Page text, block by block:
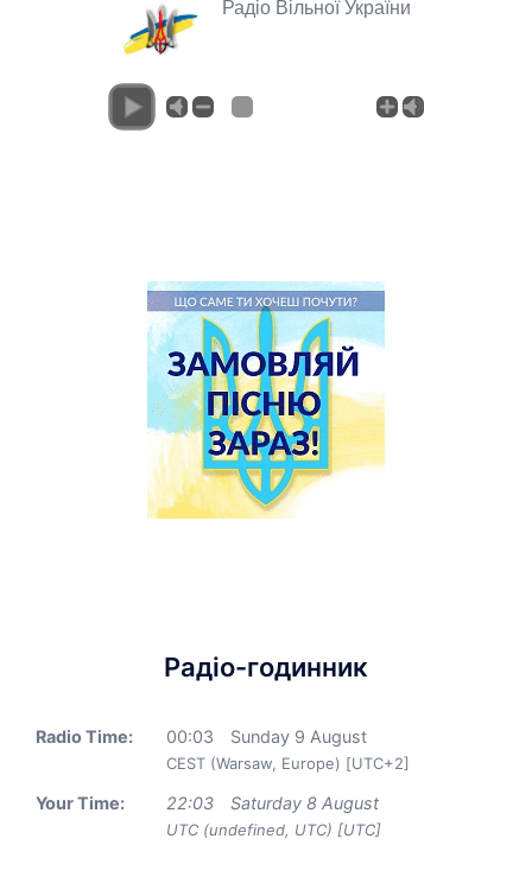
Радіо Вільної України
Радіо-годинник
Radio Time: 00:03 Sunday 9 August
CEST (Warsaw, Europe) [UTC+2]
Your Time: 22:03 Saturday 8 August
UTC (undefined, UTC) [UTC]